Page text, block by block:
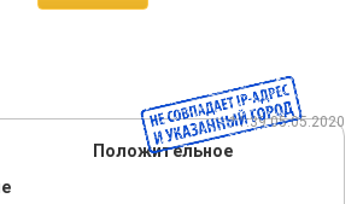
11:39 05.05.2020
Положительное